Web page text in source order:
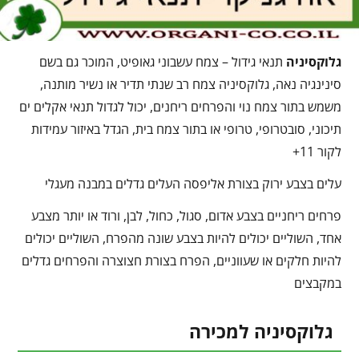
גלוקסיניה תנאי גידול – צמח עשבוני גאופיט, המוכר גם בשם
סינינגיה נאה, גלוקסיניה צמח רב שנתי תדיר או נשיר מותנה,
משמש בתור צמח נוי והפרחים ריחנים, יכול לגדול תנאי אקלים ים
תיכוני, סובטרופי, טרופי או בתור צמח בית, הגדל באיזור עמידות
לקור 11+
עלים בצבע ירוק בצורת אליפסה העלים גדלים במבנה מעגלי
פרחים ריחניים בצבע אדום, סגול, כחול, לבן, ורוד או יותר מצבע
אחד, השוליים יכולים להיות בצבע שונה מהפרח, השוליים יכולים
להיות חלקים או שעווניים, הפרח בצורת חצוצרה והפרחים גדלים
במקבצים
גלוקסיניה למכירה